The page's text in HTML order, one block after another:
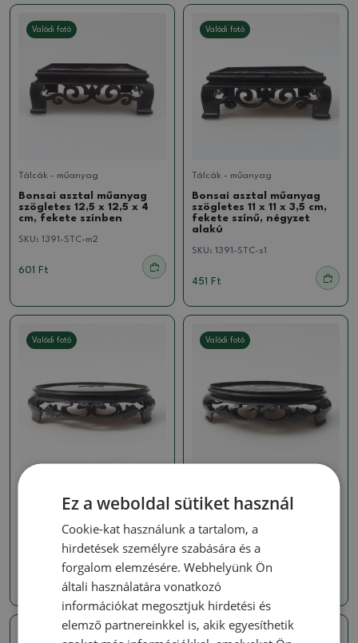
Valódi fotó
Tálcák - műanyag
Bonsai asztal műanyag
szögletes 12,5 x 12,5 x 4
cm, fekete színben
SKU: 1391-STC-m2
601 Ft
Valódi fotó
Tálcák - műanyag
Bonsai asztal műanyag
szögletes 11 x 11 x 3,5 cm,
fekete színű, négyzet
alakú
SKU: 1391-STC-s1
451 Ft
Valódi fotó
Műanyag bonsai asztal
1391-STK-xl5
Valódi fotó
Műanyag bonsai asztal
fekete színben
SKU:1391-STK-l4
751 Ft
Valódi fotó
Ez a weboldal sütiket használ
Cookie-kat használunk a tartalom, a
hirdetések személyre szabására és a
forgalom elemzésére. Webhelyünk Ön
általi használatára vonatkozó
információkat megosztjuk hirdetési és
elemző partnereinkkel is, akik egyesíthetik